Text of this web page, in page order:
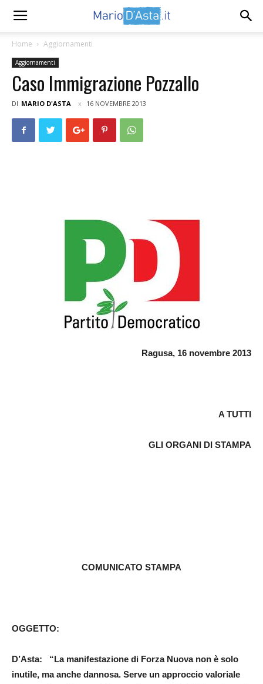
Home Aggiornamenti
Aggiornamenti
Caso Immigrazione Pozzallo
DI MARIO D'ASTA 16 NOVEMBRE 2013
Ragusa, 16 novembre 2013
A TUTTI
GLI ORGANI DI STAMPA
COMUNICATO STAMPA
OGGETTO:
D’Asta: “La manifestazione di Forza Nuova non è solo
inutile, ma anche dannosa. Serve un approccio valoriale